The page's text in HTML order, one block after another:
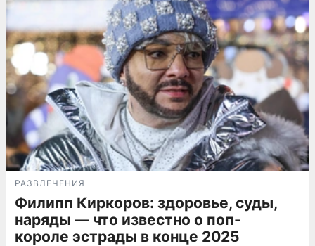
РАЗВЛЕЧЕНИЯ
Филипп Киркоров: здоровье, суды,
наряды — что известно о поп-
короле эстрады в конце 2025